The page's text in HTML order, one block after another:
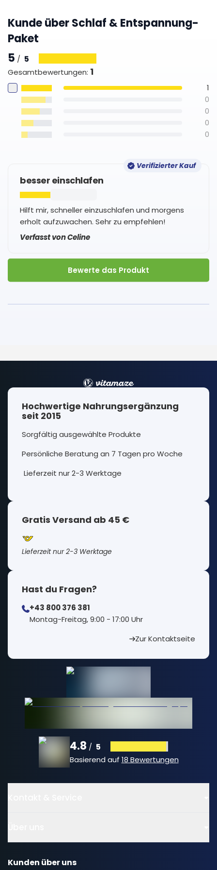
Kunde über Schlaf & Entspannung-
Paket
5 / 5
Gesamtbewertungen: 1
1
0
0
0
0
Verifizierter Kauf
besser einschlafen
Hilft mir, schneller einzuschlafen und morgens
erholt aufzuwachen. Sehr zu empfehlen!
Verfasst von Celine
Bewerte das Produkt
Hochwertige Nahrungsergänzung
seit 2015
Sorgfältig ausgewählte Produkte
Persönliche Beratung an 7 Tagen pro Woche
Lieferzeit nur 2-3 Werktage
Gratis Versand ab 45 €
Lieferzeit nur 2-3 Werktage
Hast du Fragen?
+43 800 376 381
⁠Montag-Freitag, 9:00 - 17:00 Uhr
Zur Kontaktseite
4.8 / 5
Basierend auf 18 Bewertungen
Kunden über uns